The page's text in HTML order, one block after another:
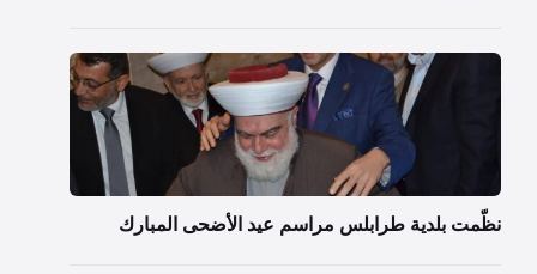
نظّمت بلدية طرابلس مراسم عيد الأضحى المبارك